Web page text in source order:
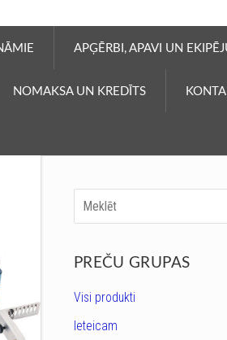
APĢĒRBI, APAVI UN
NOMAKSA UN KREDĪTS
PREČU GRUPAS
Visi produkti
Ieteicam